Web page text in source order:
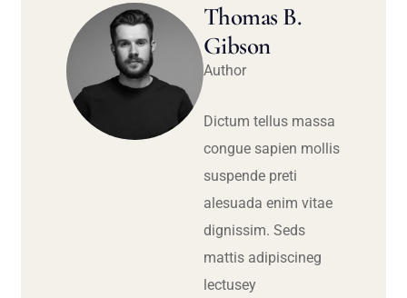
Thomas B.
Gibson
Author
Dictum tellus massa
congue sapien mollis
suspende preti
alesuada enim vitae
dignissim. Seds
mattis adipiscineg
lectusey